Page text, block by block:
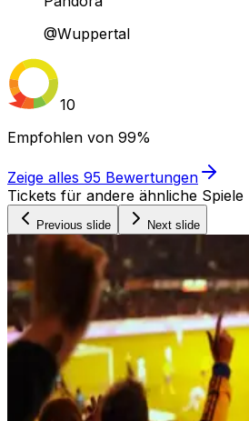
@Wuppertal
10
Empfohlen von 99%
Zeige alles 95 Bewertungen
Tickets für andere ähnliche Spiele
Previous slide Next slide